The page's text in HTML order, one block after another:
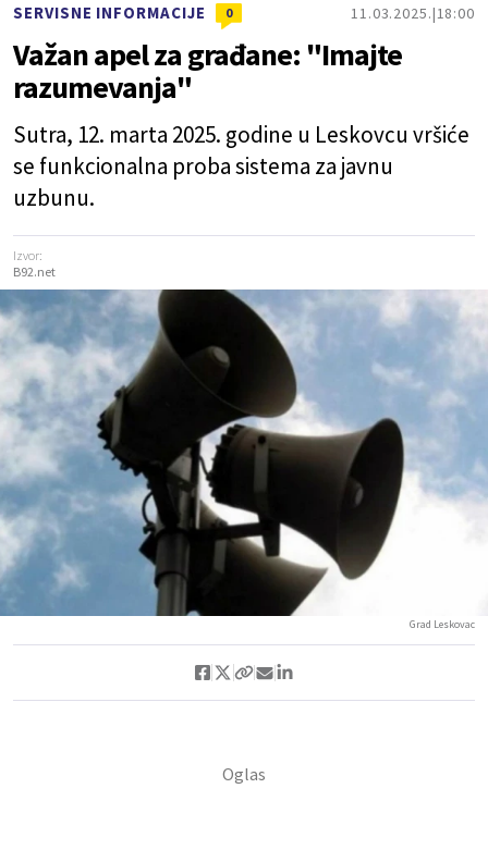
SERVISNE INFORMACIJE 0 11.03.2025. 18:00
Važan apel za građane: "Imajte
razumevanja"
Sutra, 12. marta 2025. godine u Leskovcu vršiće
se funkcionalna proba sistema za javnu
uzbunu.
Izvor:
B92.net
Grad Leskovac